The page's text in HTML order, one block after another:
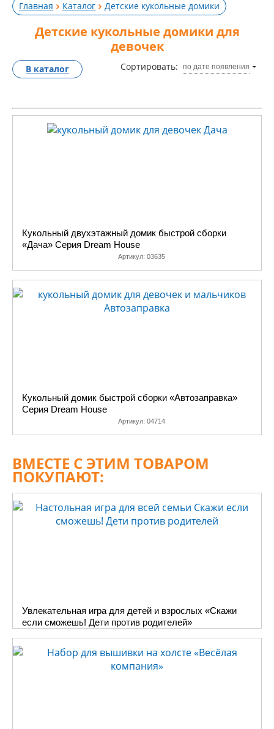
Главная Каталог Детские кукольные домики
Детские кукольные домики для
девочек
Сортировать: по дате появления
В каталог
Кукольный двухэтажный домик быстрой сборки
«Дача» Серия Dream House
Артикул: 03635
Кукольный домик быстрой сборки «Автозаправка»
Серия Dream House
Артикул: 04714
ВМЕСТЕ С ЭТИМ ТОВАРОМ
ПОКУПАЮТ:
Увлекательная игра для детей и взрослых «Скажи
если сможешь! Дети против родителей»